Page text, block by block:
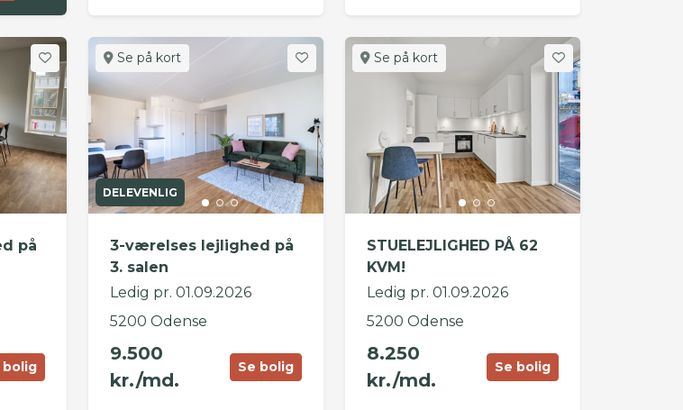
på
bolig
Se på kort
DELEVENLIG
3-værelses lejlighed på
3. salen
Ledig pr. 01.09.2026
5200 Odense
9.500
kr./md.
Se bolig
Se på kort
STUELEJLIGHED PÅ 62
KVM!
Ledig pr. 01.09.2026
5200 Odense
8.250
kr./md.
Se bolig